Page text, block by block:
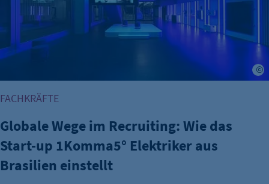
FACHKRÄFTE
Globale Wege im Recruiting: Wie das
Start-up 1Komma5° Elektriker aus
Brasilien einstellt